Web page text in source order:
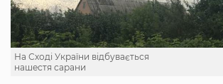
На Сході України відбувається
нашестя сарани